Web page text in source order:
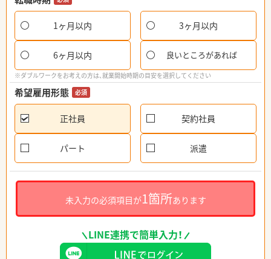
1ヶ月以内 3ヶ月以内
6ヶ月以内 良いところがあれば
※ダブルワークをお考えの方は、就業開始時期の目安を選択してください
希望雇用形態 必須
正社員 契約社員
パート 派遣
未入力の必須項目が1箇所あります
LINE連携で簡単入力！